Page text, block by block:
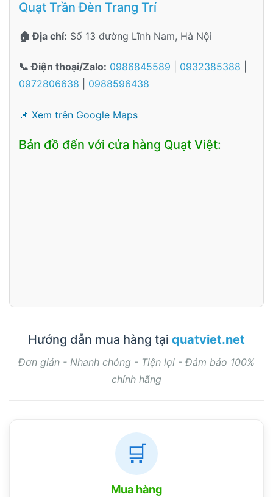
Quạt Trần Đèn Trang Trí
🏠 Địa chỉ: Số 13 đường Lĩnh Nam, Hà Nội
📞 Điện thoại/Zalo: 0986845589 0932385388
0972806638
0988596438
📌 Xem trên Google Maps
Bản đồ đến với cửa hàng Quạt Việt:
Hướng dẫn mua hàng tại quatviet.net
Đơn giản - Nhanh chóng - Tiện lợi - Đảm bảo 100%
chính hãng
🛒
Mua hàng